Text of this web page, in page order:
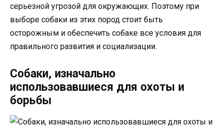
серьезной угрозой для окружающих. Поэтому при
выборе собаки из этих пород стоит быть
осторожным и обеспечить собаке все условия для
правильного развития и социализации.
Собаки, изначально
использовавшиеся для охоты и
борьбы